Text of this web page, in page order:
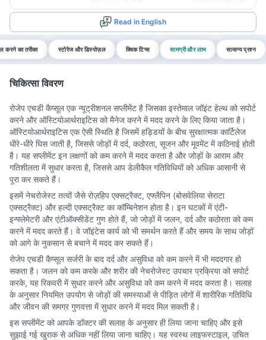
Read in English
करने का तरीका स्टोरेज और डिस्पोज़ल क्विक टिप्स सामग्री और लाभ सामान्य प्रश्न
चिकित्सा विवरण
रोजेप एचडी कैप्सूल एक न्यूट्रीशनल सप्लीमेंट है जिसका इस्तेमाल जॉइंट हेल्थ को सपोर्ट
करने और ऑस्टियोआर्थराइटिस को मैनेज करने में मदद करने के लिए किया जाता है।
ऑस्टियोआर्थराइटिस एक ऐसी स्थिति है जिसमें हड्डियों के बीच सुरक्षात्मक कार्टिलेज
धीरे-धीरे घिस जाती है, जिससे जोड़ों में दर्द, कठोरता, सूजन और मूवमेंट में कठिनाई होती
है। यह सप्लीमेंट इन लक्षणों को कम करने में मदद करता है और जोड़ों के आराम और
गतिशीलता में सुधार करता है, जिससे आप डेलीकैल गतिविधियों को अधिक आसानी से
पूरा कर सकते हैं।
इसमें नेचरोजेस्ट तत्वों जैसे रोज़हिप एक्सट्रैक्ट, एफ्लैपिन (बोसवेलिया सेराटा
एक्सट्रैक्ट) और हल्दी एक्सट्रैक्ट का कॉम्बिनेशन होता है। इन घटकों में एंटी-
इन्फ्लेमेटरी और एंटीऑक्सीडेंट गुण होते हैं, जो जोड़ों में जलन, दर्द और कठोरता को कम
करने में मदद करते हैं। वे जॉइंटेस कार्य को भी समर्थन करते हैं और समय के साथ जोड़ों
को आगे के नुकसान से बचाने में मदद कर सकते हैं।
रोजेप एचडी कैप्सूल सर्जरी के बाद दर्द और असुविधा को कम करने में भी मददगार हो
सकता है। जलन को कम करके और शरीर की नेचरोजेस्ट उपचार प्रक्रिया को सपोर्ट
करके, यह रिकवरी में सुधार करने और असुविधा को कम करने में मदद करता है। सलाह
के अनुसार नियमित उपयोग से जोड़ों की समस्याओं से पीड़ित लोगों में शारीरिक गतिविधि
और जीवन की समग्र गुणवत्ता में सुधार करने में मदद मिल सकती है।
इस सप्लीमेंट को आपके डॉक्टर की सलाह के अनुसार ही लिया जाना चाहिए और इसे
सुझाई गई खुराक से अधिक नहीं लिया जाना चाहिए। यह स्वस्थ लाइफस्टाइल, उचित